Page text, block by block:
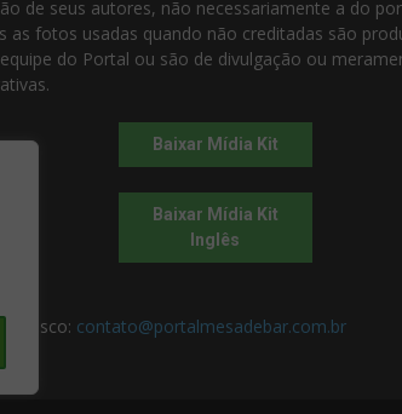
de seus autores, não necessariamente a do
as fotos usadas quando não creditadas são
do Portal ou são de divulgação ou
Baixar Mídia Kit
Baixar Mídia Kit
Inglês
contato@portalmesadebar.com.br